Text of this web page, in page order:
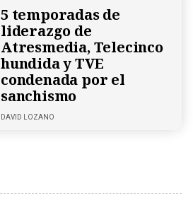
5 temporadas de
liderazgo de
Atresmedia, Telecinco
hundida y TVE
condenada por el
sanchismo
DAVID LOZANO